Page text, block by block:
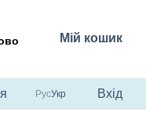
Мій кошик
РусУкр Вхід